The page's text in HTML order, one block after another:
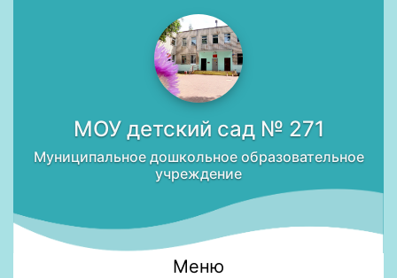
МОУ детский сад № 271
Муниципальное дошкольное образовательное
учреждение
Меню